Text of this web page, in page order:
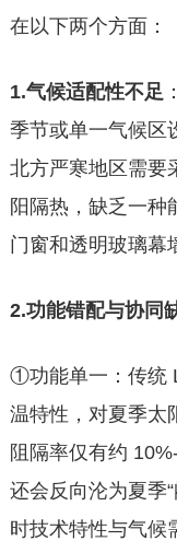
在以下两个方面：
1.气候适配性不足
季节或单一气候区
北方严寒地区需要
阳隔热，缺乏一种
门窗和透明玻璃幕
2.功能错配与协同
①功能单一：传统
温特性，对夏季太
阻隔率仅有约
还会反向沦为夏季
时技术特性与气候